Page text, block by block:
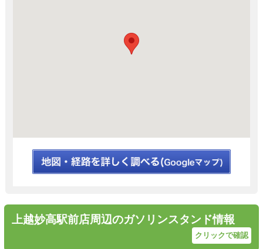
上越妙高駅前店周辺のガソリンスタンド情報
クリックで確認